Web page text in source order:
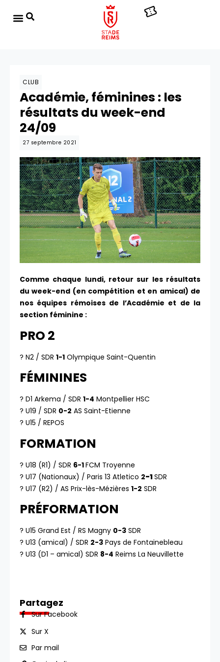
CLUB
Académie, féminines : les
résultats du week-end
24/09
27 septembre 2021
Comme chaque lundi, retour sur les résultats
du week-end (en compétition et en amical) de
nos équipes rémoises de l’Académie et de la
section féminine :
PRO 2
? N2 / SDR 1-1 Olympique Saint-Quentin
FÉMININES
? D1 Arkema / SDR 1-4 Montpellier HSC
? U19 / SDR 0-2 AS Saint-Etienne
? U15 / REPOS
FORMATION
? U18 (R1) / SDR 6-1FCM Troyenne
? U17 (Nationaux) / Paris 13 Atletico 2-1SDR
? U17 (R2) / AS Prix-lès-Mézières 1-2 SDR
PRÉFORMATION
? U15 Grand Est / RS Magny 0-3 SDR
? U13 (amical) / SDR 2-3 Pays de Fontainebleau
? U13 (D1 – amical) SDR 8-4 Reims La Neuvillette
Partagez
Sur Facebook
Sur X
Par mail